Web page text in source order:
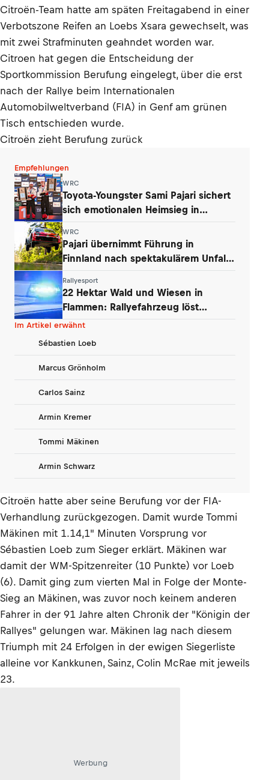
Citroën-Team hatte am späten Freitagabend in einer
Verbotszone Reifen an Loebs Xsara gewechselt, was
mit zwei Strafminuten geahndet worden war.
Citroen hat gegen die Entscheidung der
Sportkommission Berufung eingelegt, über die erst
nach der Rallye beim Internationalen
Automobilweltverband (FIA) in Genf am grünen
Tisch entschieden wurde.
Citroën zieht Berufung zurück
Empfehlungen
WRC
Toyota-Youngster Sami Pajari sichert
sich emotionalen Heimsieg in
WRC
Pajari übernimmt Führung in
Finnland nach spektakulärem Unfall
Rallyesport
22 Hektar Wald und Wiesen in
Flammen: Rallyefahrzeug löst
Großbrand aus
Im Artikel erwähnt
Sébastien Loeb
Marcus Grönholm
Carlos Sainz
Armin Kremer
Tommi Mäkinen
Armin Schwarz
Citroën hatte aber seine Berufung vor der FIA-
Verhandlung zurückgezogen. Damit wurde Tommi
Mäkinen mit 1.14,1" Minuten Vorsprung vor
Sébastien Loeb zum Sieger erklärt. Mäkinen war
damit der WM-Spitzenreiter (10 Punkte) vor Loeb
(6). Damit ging zum vierten Mal in Folge der Monte-
Sieg an Mäkinen, was zuvor noch keinem anderen
Fahrer in der 91 Jahre alten Chronik der "Königin der
Rallyes" gelungen war. Mäkinen lag nach diesem
Triumph mit 24 Erfolgen in der ewigen Siegerliste
alleine vor Kankkunen, Sainz, Colin McRae mit jeweils
23.
Werbung